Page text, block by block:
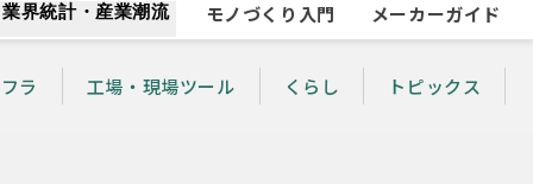
業界統計・産業潮流 モノづくり入門 メーカーガイド
ラ 工場・現場ツール くらし トピックス